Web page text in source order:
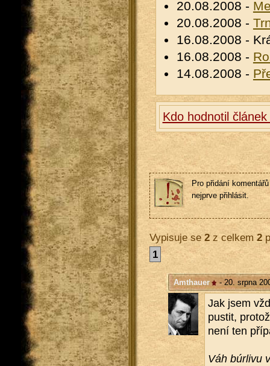
20.08.2008 -
20.08.2008 -
16.08.2008 -
16.08.2008 -
14.08.2008 -
Kdo hodnotil
Pro přidání
nejprve přihlásit.
Vypisuje se2z celkem 2
1
Amthauer - 20. srpna
Jak jsem
pus­tit,
není ten
Váh búr­li­vu